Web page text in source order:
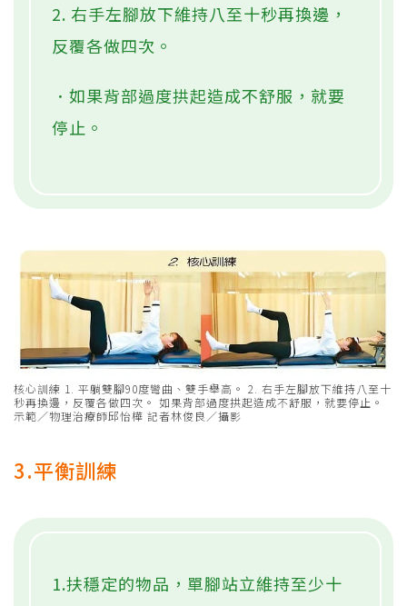
2. 右手左腳放下維持八至十秒再換邊，
反覆各做四次。
．如果背部過度拱起造成不舒服，就要
停止。
核心訓練 1. 平躺雙腳90度彎曲、雙手舉高。 2. 右手左腳放下維持八至十
秒再換邊，反覆各做四次。 如果背部過度拱起造成不舒服，就要停止。
示範／物理治療師邱怡樺 記者林俊良／攝影
3.平衡訓練
1.扶穩定的物品，單腳站立維持至少十